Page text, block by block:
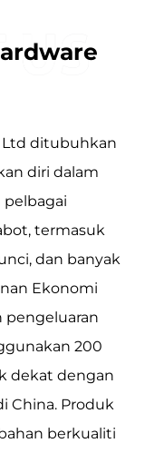
Ltd ditubuhkan
diri dalam
termasuk
dan banyak
Ekonomi
pengeluaran
200
dekat dengan
China. Produk
berkualiti